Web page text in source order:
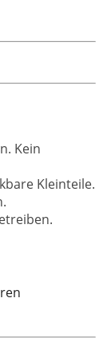
Kein
Kleinteile.